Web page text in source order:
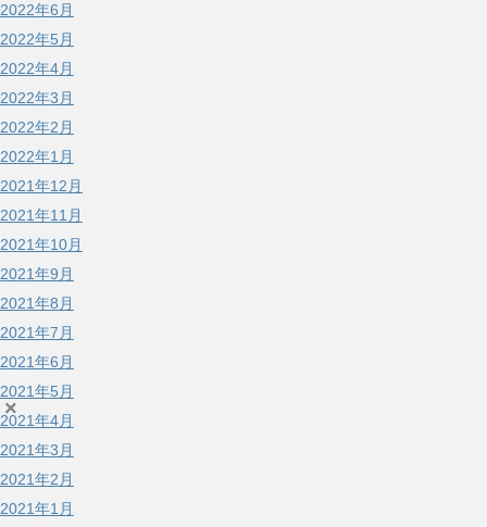
2022年6月
2022年5月
2022年4月
2022年3月
2022年2月
2022年1月
2021年12月
2021年11月
2021年10月
2021年9月
2021年8月
2021年7月
2021年6月
2021年5月
2021年4月
2021年3月
2021年2月
2021年1月
×